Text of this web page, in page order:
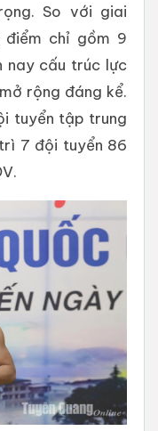
So với giai
chỉ gồm 9
nay cấu trúc lực
rộng đáng kể.
tuyển tập trung
7 đội tuyển 86